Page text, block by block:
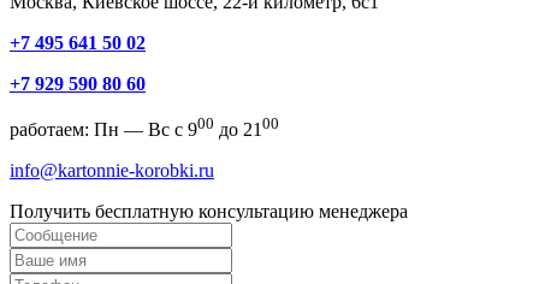
+7 495 641 50 02
+7 929 590 80 60
работаем: Пн — Вс с 900 до 21 00
info@kartonnie-korobki.ru
Получить бесплатную консультацию менеджера